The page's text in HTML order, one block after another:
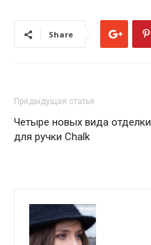
Share
Предыдущая статья
Четыре новых вида отделки
для ручки Chalk